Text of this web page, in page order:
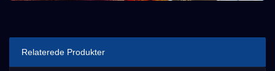
Relaterede Produkter